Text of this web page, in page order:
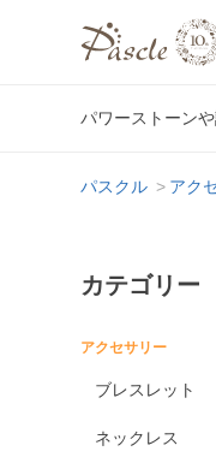
パワーストーン
パスクル アク
カテゴリー
アクセサリー
ブレスレット
ネックレス